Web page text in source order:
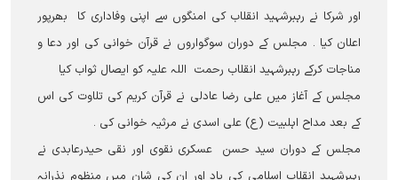
اور شرکا نے رہبرشہید انقلاب کی امنگوں سے اپنی وفاداری کا بھرپور
اعلان کیا ۔ مجلس کے دوران سوگواروں نے قرآن خوانی کی اور دعا و
مناجات کرکے رہبرشہید انقلاب رحمت اللہ علیہ کو ایصال ثواب کیا
مجلس کے آغاز میں علی رضا عادلی نے قرآن کریم کی تلاوت کی اس
کے بعد مداح اہلبیت (ع) علی اسدی نے مرثيہ خوانی کی ۔
مجلس کے دوران سید حسن عسکری نقوی اور نقی حیدرعابدی نے
رہبرشہید انقلاب اسلامی کی یاد اور ان کی شان میں منظوم نذرانہ